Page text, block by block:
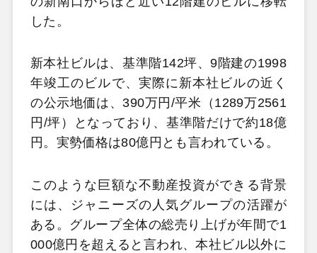
した。
新本社ビルは、基準階142坪、9階建の1998
年竣工のビルで、実際に新本社ビルの近く
の公示地価は、390万円/平米（1289万2561
円/坪）となっており、基準階だけで約18億
円。実勢価格は80億円とも言われている。
このような巨額な不動産投資ができる背景
には、ジャニーズの人気グループの活躍が
ある。グループ全体の総売り上げが年間で1
000億円を超えると言われ、本社ビル以外に